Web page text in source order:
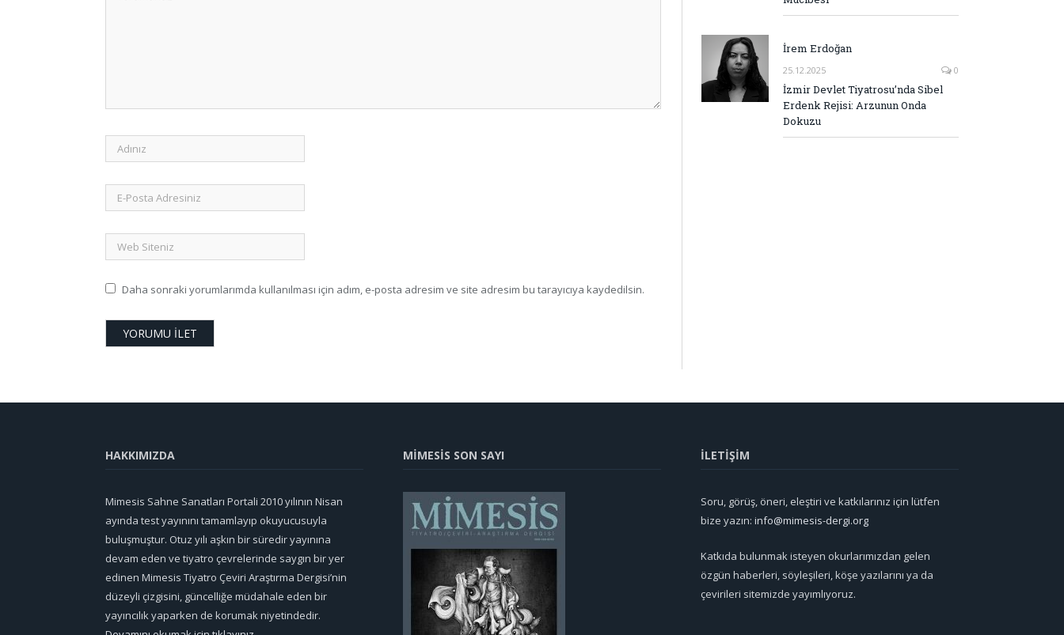
Daha sonraki yorumlarımda kullanılması için adım, e-posta adresim ve site adresim bu tarayıcıya kaydedilsin.
İrem Erdoğan
25.12.2025 0
İzmir Devlet Tiyatrosu’nda Sibel
Erdenk Rejisi: Arzunun Onda
Dokuzu
HAKKIMIZDA
Mimesis Sahne Sanatları Portali 2010 yılının Nisan
ayında test yayınını tamamlayıp okuyucusuyla
buluşmuştur. Otuz yılı aşkın bir süredir yayınına
devam eden ve tiyatro çevrelerinde saygın bir yer
edinen Mimesis Tiyatro Çeviri Araştırma Dergisi’nin
düzeyli çizgisini, güncelliğe müdahale eden bir
yayıncılık yaparken de korumak niyetindedir.
MİMESİS SON SAYI İLETİŞİM
Soru, görüş, öneri, eleştiri ve katkılarınız için lütfen
bize yazın: info@mimesis-dergi.org
Katkıda bulunmak isteyen okurlarımızdan gelen
özgün haberleri, söyleşileri, köşe yazılarını ya da
çevirileri sitemizde yayımlıyoruz.